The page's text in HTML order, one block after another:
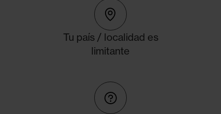
Tu país / localidad es
limitante